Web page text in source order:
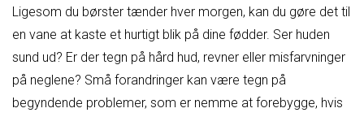
Ligesom du børster tænder hver morgen, kan du gøre det til
en vane at kaste et hurtigt blik på dine fødder. Ser huden
sund ud? Er der tegn på hård hud, revner eller misfarvninger
på neglene? Små forandringer kan være tegn på
begyndende problemer, som er nemme at forebygge, hvis